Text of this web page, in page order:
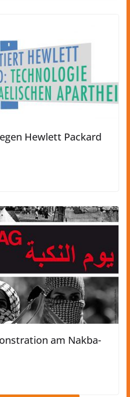
Hewlett Packard
am Nakba-